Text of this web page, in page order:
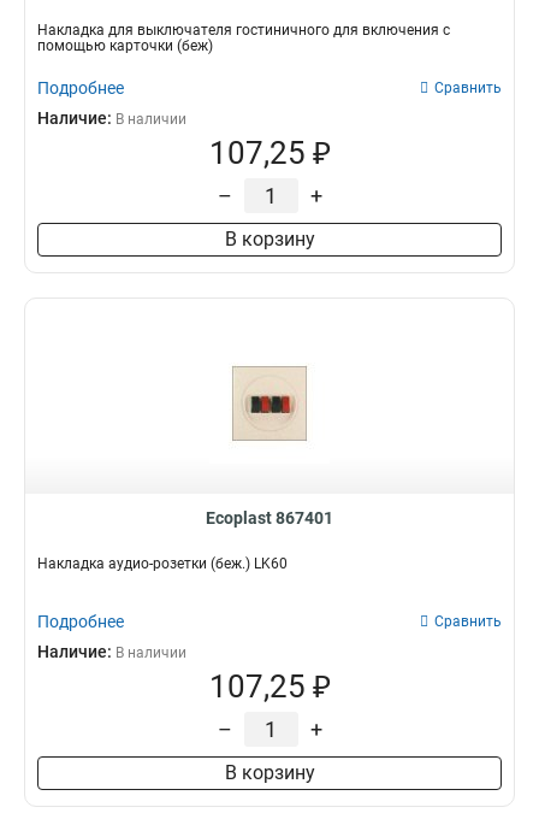
Накладка для выключателя гостиничного для включения с
помощью карточки (беж)
Подробнее Сравнить
Наличие: В наличии
107,25 ₽
– +
В корзину
Ecoplast 867401
Накладка аудио-розетки (беж.) LK60
Подробнее Сравнить
Наличие: В наличии
107,25 ₽
– +
В корзину